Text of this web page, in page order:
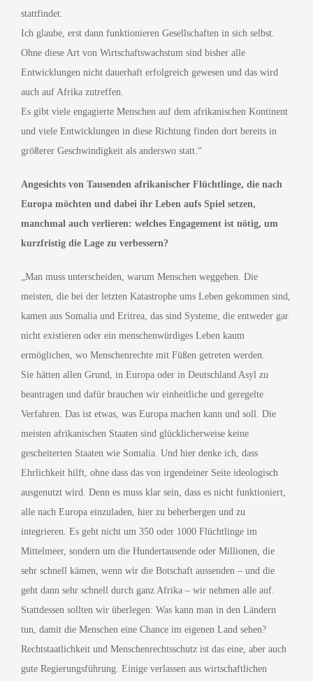
stattfindet.
Ich glaube, erst dann funktionieren Gesellschaften in sich selbst.
Ohne diese Art von Wirtschaftswachstum sind bisher alle
Entwicklungen nicht dauerhaft erfolgreich gewesen und das wird
auch auf Afrika zutreffen.
Es gibt viele engagierte Menschen auf dem afrikanischen Kontinent
und viele Entwicklungen in diese Richtung finden dort bereits in
größerer Geschwindigkeit als anderswo statt.“
Angesichts von Tausenden afrikanischer Flüchtlinge, die nach
Europa möchten und dabei ihr Leben aufs Spiel setzen,
manchmal auch verlieren: welches Engagement ist nötig, um
kurzfristig die Lage zu verbessern?
„Man muss unterscheiden, warum Menschen weggehen. Die
meisten, die bei der letzten Katastrophe ums Leben gekommen sind,
kamen aus Somalia und Eritrea, das sind Systeme, die entweder gar
nicht existieren oder ein menschenwürdiges Leben kaum
ermöglichen, wo Menschenrechte mit Füßen getreten werden.
Sie hätten allen Grund, in Europa oder in Deutschland Asyl zu
beantragen und dafür brauchen wir einheitliche und geregelte
Verfahren. Das ist etwas, was Europa machen kann und soll. Die
meisten afrikanischen Staaten sind glücklicherweise keine
gescheiterten Staaten wie Somalia. Und hier denke ich, dass
Ehrlichkeit hilft, ohne dass das von irgendeiner Seite ideologisch
ausgenutzt wird. Denn es muss klar sein, dass es nicht funktioniert,
alle nach Europa einzuladen, hier zu beherbergen und zu
integrieren. Es geht nicht um 350 oder 1000 Flüchtlinge im
Mittelmeer, sondern um die Hundertausende oder Millionen, die
sehr schnell kämen, wenn wir die Botschaft aussenden – und die
geht dann sehr schnell durch ganz Afrika – wir nehmen alle auf.
Stattdessen sollten wir überlegen: Was kann man in den Ländern
tun, damit die Menschen eine Chance im eigenen Land sehen?
Rechtstaatlichkeit und Menschenrechtsschutz ist das eine, aber auch
gute Regierungsführung. Einige verlassen aus wirtschaftlichen